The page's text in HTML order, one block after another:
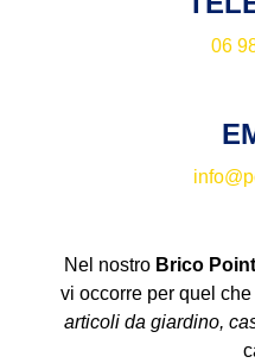
06
Nel nostro Brico Point
vi occorre per quel
articoli da giardino,